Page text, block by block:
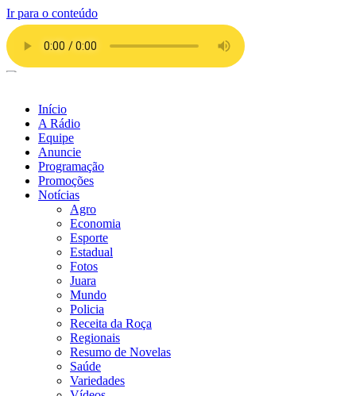
Ir para o conteúdo
Início
A Rádio
Equipe
Anuncie
Programação
Promoções
Notícias
Agro
Economia
Esporte
Estadual
Fotos
Juara
Mundo
Policia
Receita da Roça
Regionais
Resumo de Novelas
Saúde
Variedades